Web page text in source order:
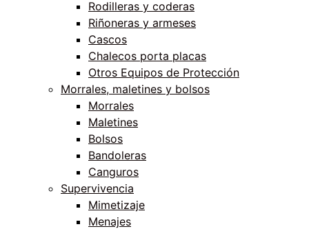
Rodilleras y coderas
Riñoneras y armeses
Cascos
Chalecos porta placas
Otros Equipos de Protección
Morrales, maletines y bolsos
Morrales
Maletines
Bolsos
Bandoleras
Canguros
Supervivencia
Mimetizaje
Menajes